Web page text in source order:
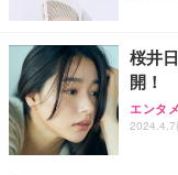
桜井
開！
エンタメ